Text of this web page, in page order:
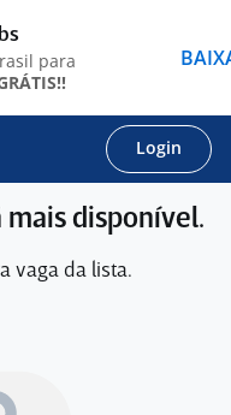
Login
mais disponível.
vaga da lista.
para